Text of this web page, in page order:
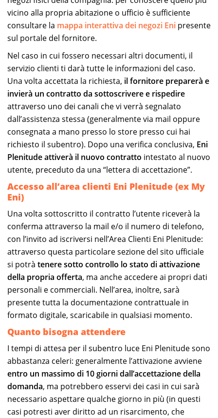
vicino alla propria abitazione o ufficio è sufficiente
consultare la mappa interattiva dei negozi Eni presente
sul portale del fornitore.
Nel caso in cui fossero necessari altri documenti, il
servizio clienti ti darà tutte le informazioni del caso.
Una volta accettata la richiesta, il fornitore preparerà e
invierà un contratto da sottoscrivere e rispedire
attraverso uno dei canali che vi verrà segnalato
dall’assistenza stessa (generalmente via mail oppure
consegnata a mano presso lo store presso cui hai
richiesto il subentro). Dopo una verifica conclusiva, Eni
Plenitude attiverà il nuovo contratto intestato al nuovo
utente, preceduto da una “lettera di accettazione”.
Accesso all’area clienti Eni Plenitude (ex My
Eni)
Una volta sottoscritto il contratto l’utente riceverà la
conferma attraverso la mail e/o il numero di telefono,
con l’invito ad iscriversi nell’Area Clienti Eni Plenitude:
attraverso questa particolare sezione del sito ufficiale
si potrà tenere sotto controllo lo stato di attivazione
della propria offerta, ma anche accedere ai propri dati
personali e commerciali. Nell’area, inoltre, sarà
presente tutta la documentazione contrattuale in
formato digitale, scaricabile in qualsiasi momento.
Quanto bisogna attendere
I tempi di attesa per il subentro luce Eni Plenitude sono
abbastanza celeri: generalmente l’attivazione avviene
entro un massimo di 10 giorni dall’accettazione della
domanda, ma potrebbero esservi dei casi in cui sarà
necessario aspettare qualche giorno in più (in questi
casi potresti aver diritto ad un risarcimento, che